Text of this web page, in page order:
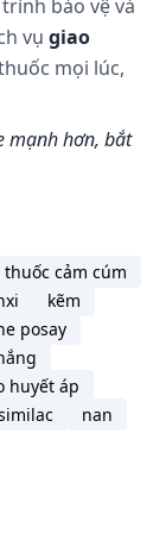
bảo vệ và
vụ giao
mọi lúc,
mạnh hơn, bắt
thuốc cảm cúm
kẽm
posay
huyết áp
nan